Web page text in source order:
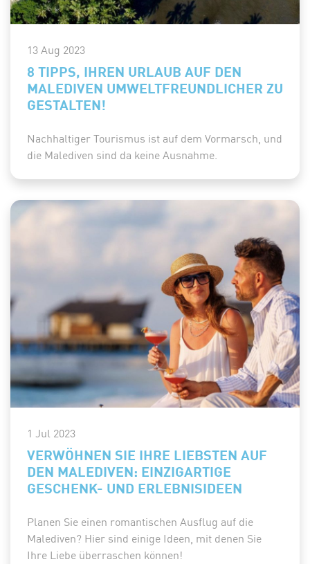
13 Aug 2023
8 TIPPS, IHREN URLAUB AUF DEN
MALEDIVEN UMWELTFREUNDLICHER ZU
GESTALTEN!
Nachhaltiger Tourismus ist auf dem Vormarsch, und
die Malediven sind da keine Ausnahme.
1 Jul 2023
VERWÖHNEN SIE IHRE LIEBSTEN AUF
DEN MALEDIVEN: EINZIGARTIGE
GESCHENK- UND ERLEBNISIDEEN
Planen Sie einen romantischen Ausflug auf die
Malediven? Hier sind einige Ideen, mit denen Sie
Ihre Liebe überraschen können!